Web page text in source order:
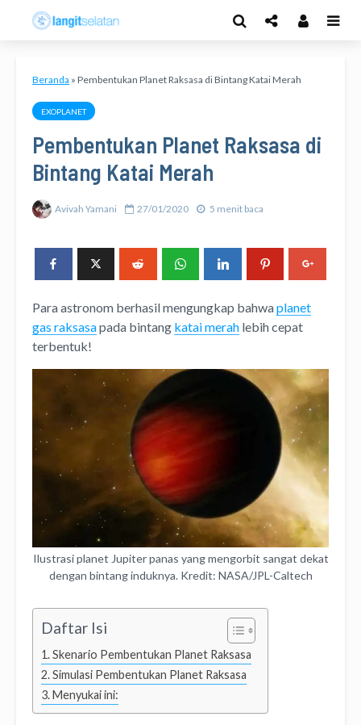
Beranda » Pembentukan Planet Raksasa di Bintang Katai Merah
EXOPLANET
Pembentukan Planet Raksasa di
Bintang Katai Merah
Avivah Yamani 27/01/2020 5 menit baca
Para astronom berhasil mengungkap bahwaplanet
gas raksasapada bintang katai merah lebih cepat
terbentuk!
Ilustrasi planet Jupiter panas yang mengorbit sangat dekat
dengan bintang induknya. Kredit: NASA/JPL-Caltech
Daftar Isi
Skenario Pembentukan Planet Raksasa
Simulasi Pembentukan Planet Raksasa
Menyukai ini: